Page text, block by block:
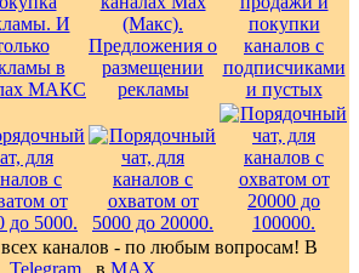
всех каналов - по любым вопросам! В
Telegram
, в MAX